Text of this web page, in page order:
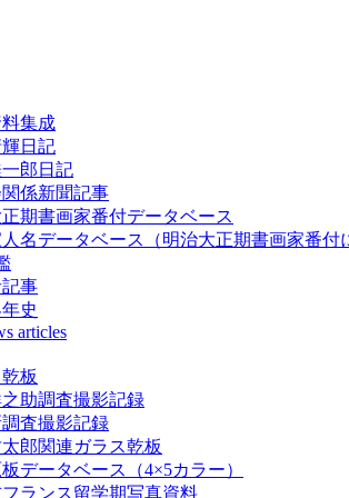
集成
日記
郎日記
係新聞記事
期書画家番付データベース
名データベース（明治大正期書画家番付
事
史
articles
板
助調査撮影記録
査撮影記録
郎関連ガラス乾板
データベース（4×5カラー）
ランス留学期写真資料